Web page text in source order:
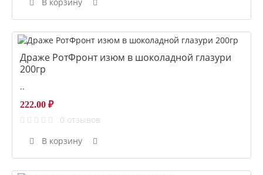
Драже РотФронт изюм в шоколадной глазури
200гр
..
222.00 ₽
0 отзывов
В корзину